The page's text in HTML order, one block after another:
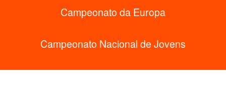
Campeonato da Europa
Campeonato Nacional de Jovens